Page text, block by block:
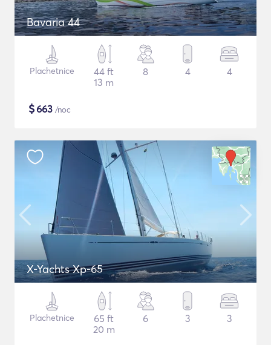
Bavaria 44
Plachetnice
44 ft
13 m
8 4 4
$663 /noc
X-Yachts Xp-65
Plachetnice
65 ft
20 m
6 3 3